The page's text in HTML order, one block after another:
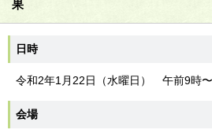
果
日時
令和2年1月22日（水曜日） 午前9時
会場